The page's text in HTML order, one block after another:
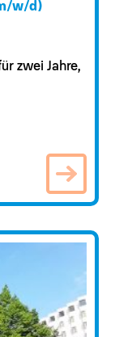
w/d)
zwei Jahre,